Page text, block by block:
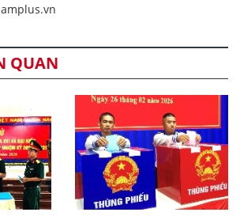
QUAN